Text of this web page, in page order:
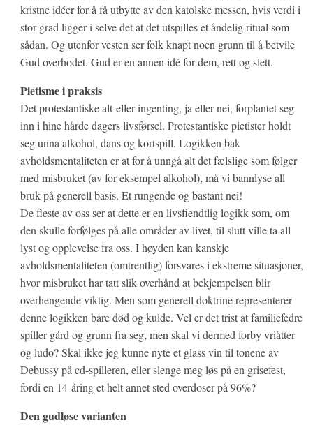
kristne idéer for å få utbytte av den katolske messen, hvis verdi i
stor grad ligger i selve det at det utspilles et åndelig ritual som
sådan. Og utenfor vesten ser folk knapt noen grunn til å betvile
Gud overhodet. Gud er en annen idé for dem, rett og slett.
Pietisme i praksis
Det protestantiske alt-eller-ingenting, ja eller nei, forplantet seg
inn i hine hårde dagers livsførsel. Protestantiske pietister holdt
seg unna alkohol, dans og kortspill. Logikken bak
avholdsmentaliteten er at for å unngå alt det fælslige som følger
med misbruket (av for eksempel alkohol), må vi bannlyse all
bruk på generell basis. Et rungende og bastant nei!
De fleste av oss ser at dette er en livsfiendtlig logikk som, om
den skulle forfølges på alle områder av livet, til slutt ville ta all
lyst og opplevelse fra oss. I høyden kan kanskje
avholdsmentaliteten (omtrentlig) forsvares i ekstreme situasjoner,
hvor misbruket har tatt slik overhånd at bekjempelsen blir
overhengende viktig. Men som generell doktrine representerer
denne logikken bare død og kulde. Vel er det trist at familiefedre
spiller gård og grunn fra seg, men skal vi dermed forby vriåtter
og ludo? Skal ikke jeg kunne nyte et glass vin til tonene av
Debussy på cd-spilleren, eller slenge meg løs på en grisefest,
fordi en 14-åring et helt annet sted overdoser på 96%?
Den gudløse varianten